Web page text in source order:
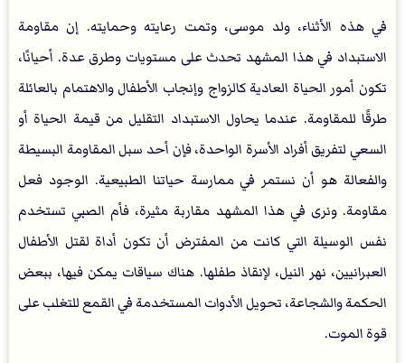
في هذه الأثناء، ولد موسى، وتمت رعايته وحمايته. إن مقاومة
الاستبداد في هذا المشهد تحدث على مستويات وطرق عدة. أحيانًا،
تكون أمور الحياة العادية كالزواج وإنجاب الأطفال والاهتمام بالعائلة
طرقًا للمقاومة. عندما يحاول الاستبداد التقليل من قيمة الحياة أو
السعي لتفريق أفراد الأسرة الواحدة، فإن أحد سبل المقاومة البسيطة
والفعالة هو أن نستمر في ممارسة حياتنا الطبيعية. الوجود فعل
مقاومة. ونرى في هذا المشهد مقاربة مثيرة، فأم الصبي تستخدم
نفس الوسيلة التي كانت من المفترض أن تكون أداة لقتل الأطفال
العبرانيين، نهر النيل، لإنقاذ طفلها. هناك سياقات يمكن فيها، ببعض
الحكمة والشجاعة، تحويل الأدوات المستخدمة في القمع للتغلب على
قوة الموت.